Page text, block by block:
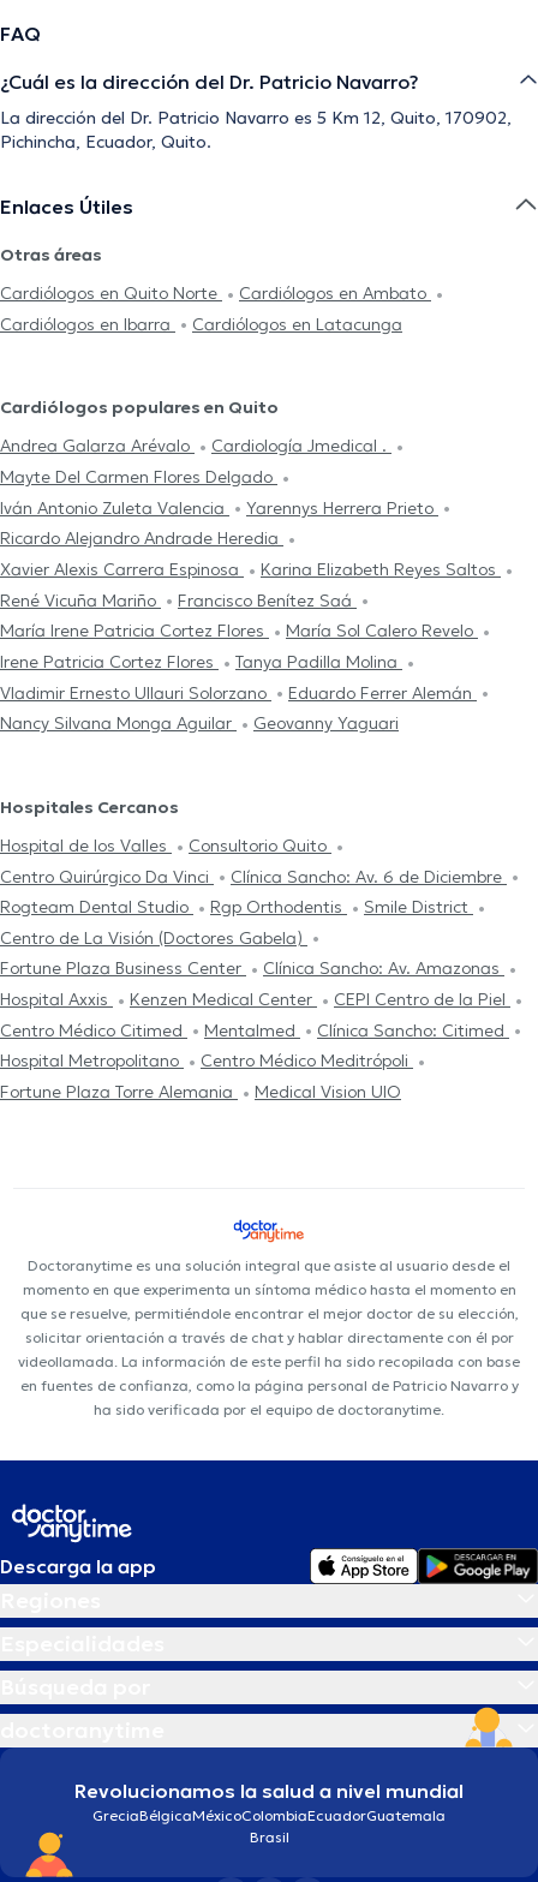
FAQ
¿Cuál es la dirección del Dr. Patricio Navarro?
La dirección del Dr. Patricio Navarro es 5 Km 12, Quito, 170902,
Pichincha, Ecuador, Quito.
Enlaces Útiles
Otras áreas
Cardiólogos en Quito Norte
Cardiólogos en Ambato
Cardiólogos en Ibarra
Cardiólogos en Latacunga
Cardiólogos populares en Quito
Andrea Galarza Arévalo
Cardiología Jmedical .
Mayte Del Carmen Flores Delgado
Iván Antonio Zuleta Valencia
Yarennys Herrera Prieto
Ricardo Alejandro Andrade Heredia
Xavier Alexis Carrera Espinosa
Karina Elizabeth Reyes Saltos
René Vicuña Mariño
Francisco Benítez Saá
María Irene Patricia Cortez Flores
María Sol Calero Revelo
Irene Patricia Cortez Flores
Tanya Padilla Molina
Vladimir Ernesto Ullauri Solorzano
Eduardo Ferrer Alemán
Nancy Silvana Monga Aguilar
Geovanny Yaguari
Hospitales Cercanos
Hospital de los Valles
Consultorio Quito
Centro Quirúrgico Da Vinci
Clínica Sancho: Av. 6 de Diciembre
Rogteam Dental Studio
Rgp Orthodentis
Smile District
Centro de La Visión (Doctores Gabela)
Fortune Plaza Business Center
Clínica Sancho: Av. Amazonas
Hospital Axxis
Kenzen Medical Center
CEPI Centro de la Piel
Centro Médico Citimed
Mentalmed
Clínica Sancho: Citimed
Hospital Metropolitano
Centro Médico Meditrópoli
Fortune Plaza Torre Alemania
Medical Vision UIO
Doctoranytime es una solución integral que asiste al usuario desde el
momento en que experimenta un síntoma médico hasta el momento en
que se resuelve, permitiéndole encontrar el mejor doctor de su elección,
solicitar orientación a través de chat y hablar directamente con él por
videollamada. La información de este perfil ha sido recopilada con base
en fuentes de confianza, como la página personal de Patricio Navarro y
ha sido verificada por el equipo de doctoranytime.
Descarga la app
Revolucionamos la salud a nivel mundial
GreciaBélgicaMéxicoColombiaEcuadorGuatemala
Brasil